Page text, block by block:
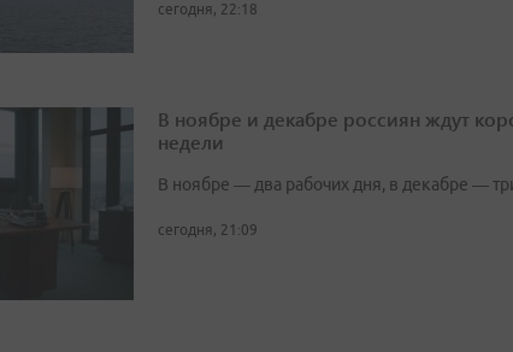
сегодня, 22:18
В ноябре и декабре россиян ждут
недели
В ноябре — два рабочих дня, в декабре —
сегодня, 21:09